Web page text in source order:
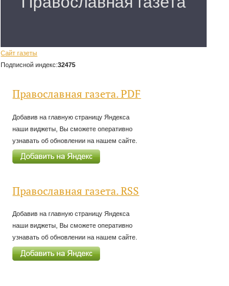
Сайт газеты
Подписной индекс:32475
Православная газета. PDF
Добавив на главную страницу Яндекса
наши виджеты, Вы сможете оперативно
узнавать об обновлении на нашем сайте.
Православная газета. RSS
Добавив на главную страницу Яндекса
наши виджеты, Вы сможете оперативно
узнавать об обновлении на нашем сайте.